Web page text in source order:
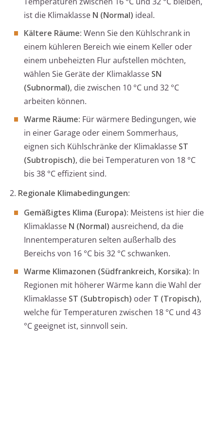
ist die Klimaklasse N (Normal) ideal.
Kältere Räume: Wenn Sie den Kühlschrank in
einem kühleren Bereich wie einem Keller oder
einem unbeheizten Flur aufstellen möchten,
wählen Sie Geräte der Klimaklasse SN
(Subnormal), die zwischen 10 °C und 32 °C
arbeiten können.
Warme Räume: Für wärmere Bedingungen, wie
in einer Garage oder einem Sommerhaus,
eignen sich Kühlschränke der Klimaklasse ST
(Subtropisch), die bei Temperaturen von 18 °C
bis 38 °C effizient sind.
2. Regionale Klimabedingungen:
Gemäßigtes Klima (Europa): Meistens ist hier die
Klimaklasse N (Normal) ausreichend, da die
Innentemperaturen selten außerhalb des
Bereichs von 16 °C bis 32 °C schwanken.
Warme Klimazonen (Südfrankreich, Korsika): In
Regionen mit höherer Wärme kann die Wahl der
Klimaklasse ST (Subtropisch) oder T (Tropisch),
welche für Temperaturen zwischen 18 °C und 43
°C geeignet ist, sinnvoll sein.